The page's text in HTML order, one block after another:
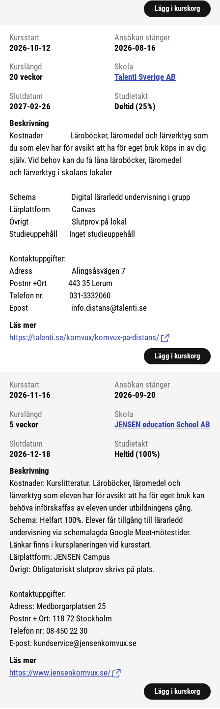
Lägg i kurskorg
Kursstart 6274562
Kursstart
2026-10-12
Ansökan stänger
2026-08-16
Kurslängd
20 veckor
Skola
Talenti Sverige AB
Slutdatum
2027-02-26
Studietakt
Deltid (25%)
Beskrivning
Kostnader Läroböcker, läromedel och lärverktyg som
du som elev har för avsikt att ha för eget bruk köps in av dig
själv. Vid behov kan du få låna läroböcker, läromedel
och lärverktyg i skolans lokaler
Schema Digital lärarledd undervisning i grupp
Lärplattform Canvas
Övrigt Slutprov på lokal
Studieuppehåll Inget studieuppehåll
Kontaktuppgifter:
Adress Alingsåsvägen 7
Postnr +Ort 443 35 Lerum
Telefon nr. 031-3332060
Epost info.distans@talenti.se
Läs mer
https://talenti.se/komvux/komvux-pa-distans/ (Länk till extern
Lägg i kurskorg
Kursstart 6085990
Kursstart
2026-11-16
Ansökan stänger
2026-09-20
Kurslängd
5 veckor
Skola
JENSEN education School AB
Slutdatum
2026-12-18
Studietakt
Heltid (100%)
Beskrivning
Kostnader: Kurslitteratur. Läroböcker, läromedel och
lärverktyg som eleven har för avsikt att ha för eget bruk kan
behöva införskaffas av eleven under utbildningens gång.
Schema: Helfart 100%. Elever får tillgång till lärarledd
undervisning via schemalagda Google Meet-mötestider.
Länkar finns i kursplaneringen vid kursstart.
Lärplattform: JENSEN Campus
Övrigt: Obligatoriskt slutprov skrivs på plats.
Kontaktuppgifter:
Adress: Medborgarplatsen 25
Postnr + Ort: 118 72 Stockholm
Telefon nr: 08-450 22 30
E-post: kundservice@jensenkomvux.se
Läs mer
https://www.jensenkomvux.se/ (Länk till extern sida.)
Lägg i kurskorg